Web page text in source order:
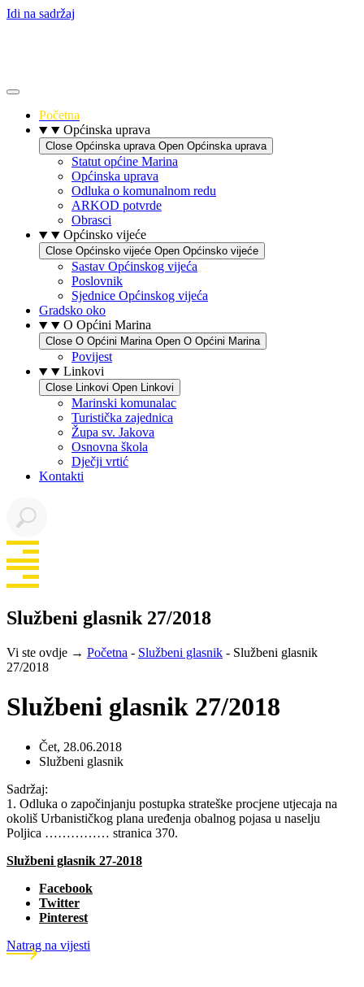
Idi na sadržaj
Početna
Općinska uprava
Close Općinska uprava Open Općinska uprava
Statut općine Marina
Općinska uprava
Odluka o komunalnom redu
ARKOD potvrde
Obrasci
Općinsko vijeće
Close Općinsko vijeće Open Općinsko vijeće
Sastav Općinskog vijeća
Poslovnik
Sjednice Općinskog vijeća
Gradsko oko
O Općini Marina
Close O Općini Marina Open O Općini Marina
Povijest
Linkovi
Close Linkovi Open Linkovi
Marinski komunalac
Turistička zajednica
Župa sv. Jakova
Osnovna škola
Dječji vrtić
Kontakti
Službeni glasnik 27/2018
Vi ste ovdje → Početna - Službeni glasnik - Službeni glasnik
27/2018
Službeni glasnik 27/2018
Čet, 28.06.2018
Službeni glasnik
Sadržaj:
1. Odluka o započinjanju postupka strateške procjene utjecaja na
okoliš Urbanističkog plana uređenja obalnog pojasa u naselju
Poljica …………… stranica 370.
Službeni glasnik 27-2018
Facebook
Twitter
Pinterest
Natrag na vijesti